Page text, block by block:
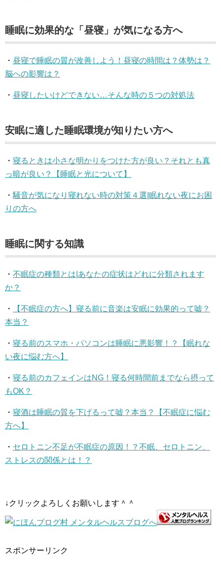
睡眠に効果的な「昼寝」が気になる方へ
・ 昼寝で睡眠の質が改善しよう！昼寝の時間は？体勢は？
脳への影響は？
・ 昼寝したいけどできない…そんな時の５つの対処法
安眠に適した睡眠環境が知りたい方へ
・ 寝るときは小さな明かりをつけた方が良い？それとも真
っ暗が良い？【睡眠と光について】
・ 騒音が気になり寝れない時の対策４選|眠れない夜にお困
りの方へ
睡眠に関する知識
・ 不眠症の種類とは|あなたの症状はどれに分類されます
か？
・
【不眠症の方へ】寝る前に音楽は安眠に効果的って嘘？
本当？
・ 寝る前のスマホ・パソコンは睡眠に悪影響！？【眠れな
い夜に悩む方へ】
・ 寝る前のカフェインはNG！寝る何時間前までなら摂って
もOK？
・ 寝酒は睡眠の質を下げるって嘘？本当？【不眠症に悩む
方へ】
・ セロトニン不足が不眠症の原因！？不眠、セロトニン、
ストレスの関係とは！？
↓クリックよろしくお願いします＾＾
スポンサーリンク